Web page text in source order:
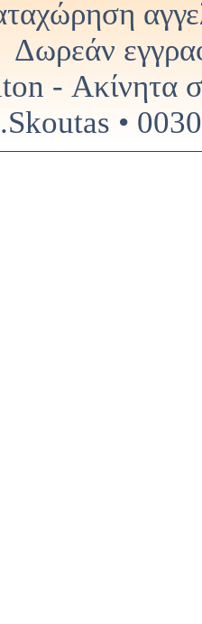
Δωρεάν
- Ακίνητα
•